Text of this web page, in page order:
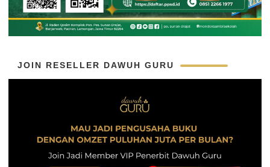
JOIN RESELLER DAWUH GURU